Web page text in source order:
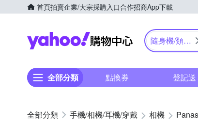
首頁拍賣企業/大宗採購入口合作招商App下載
Yahoo購物中心
隨身機/類單
全部分類 點換券 登記送
手機/相機/耳機/穿戴 相機